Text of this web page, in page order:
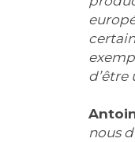
d’être
nous